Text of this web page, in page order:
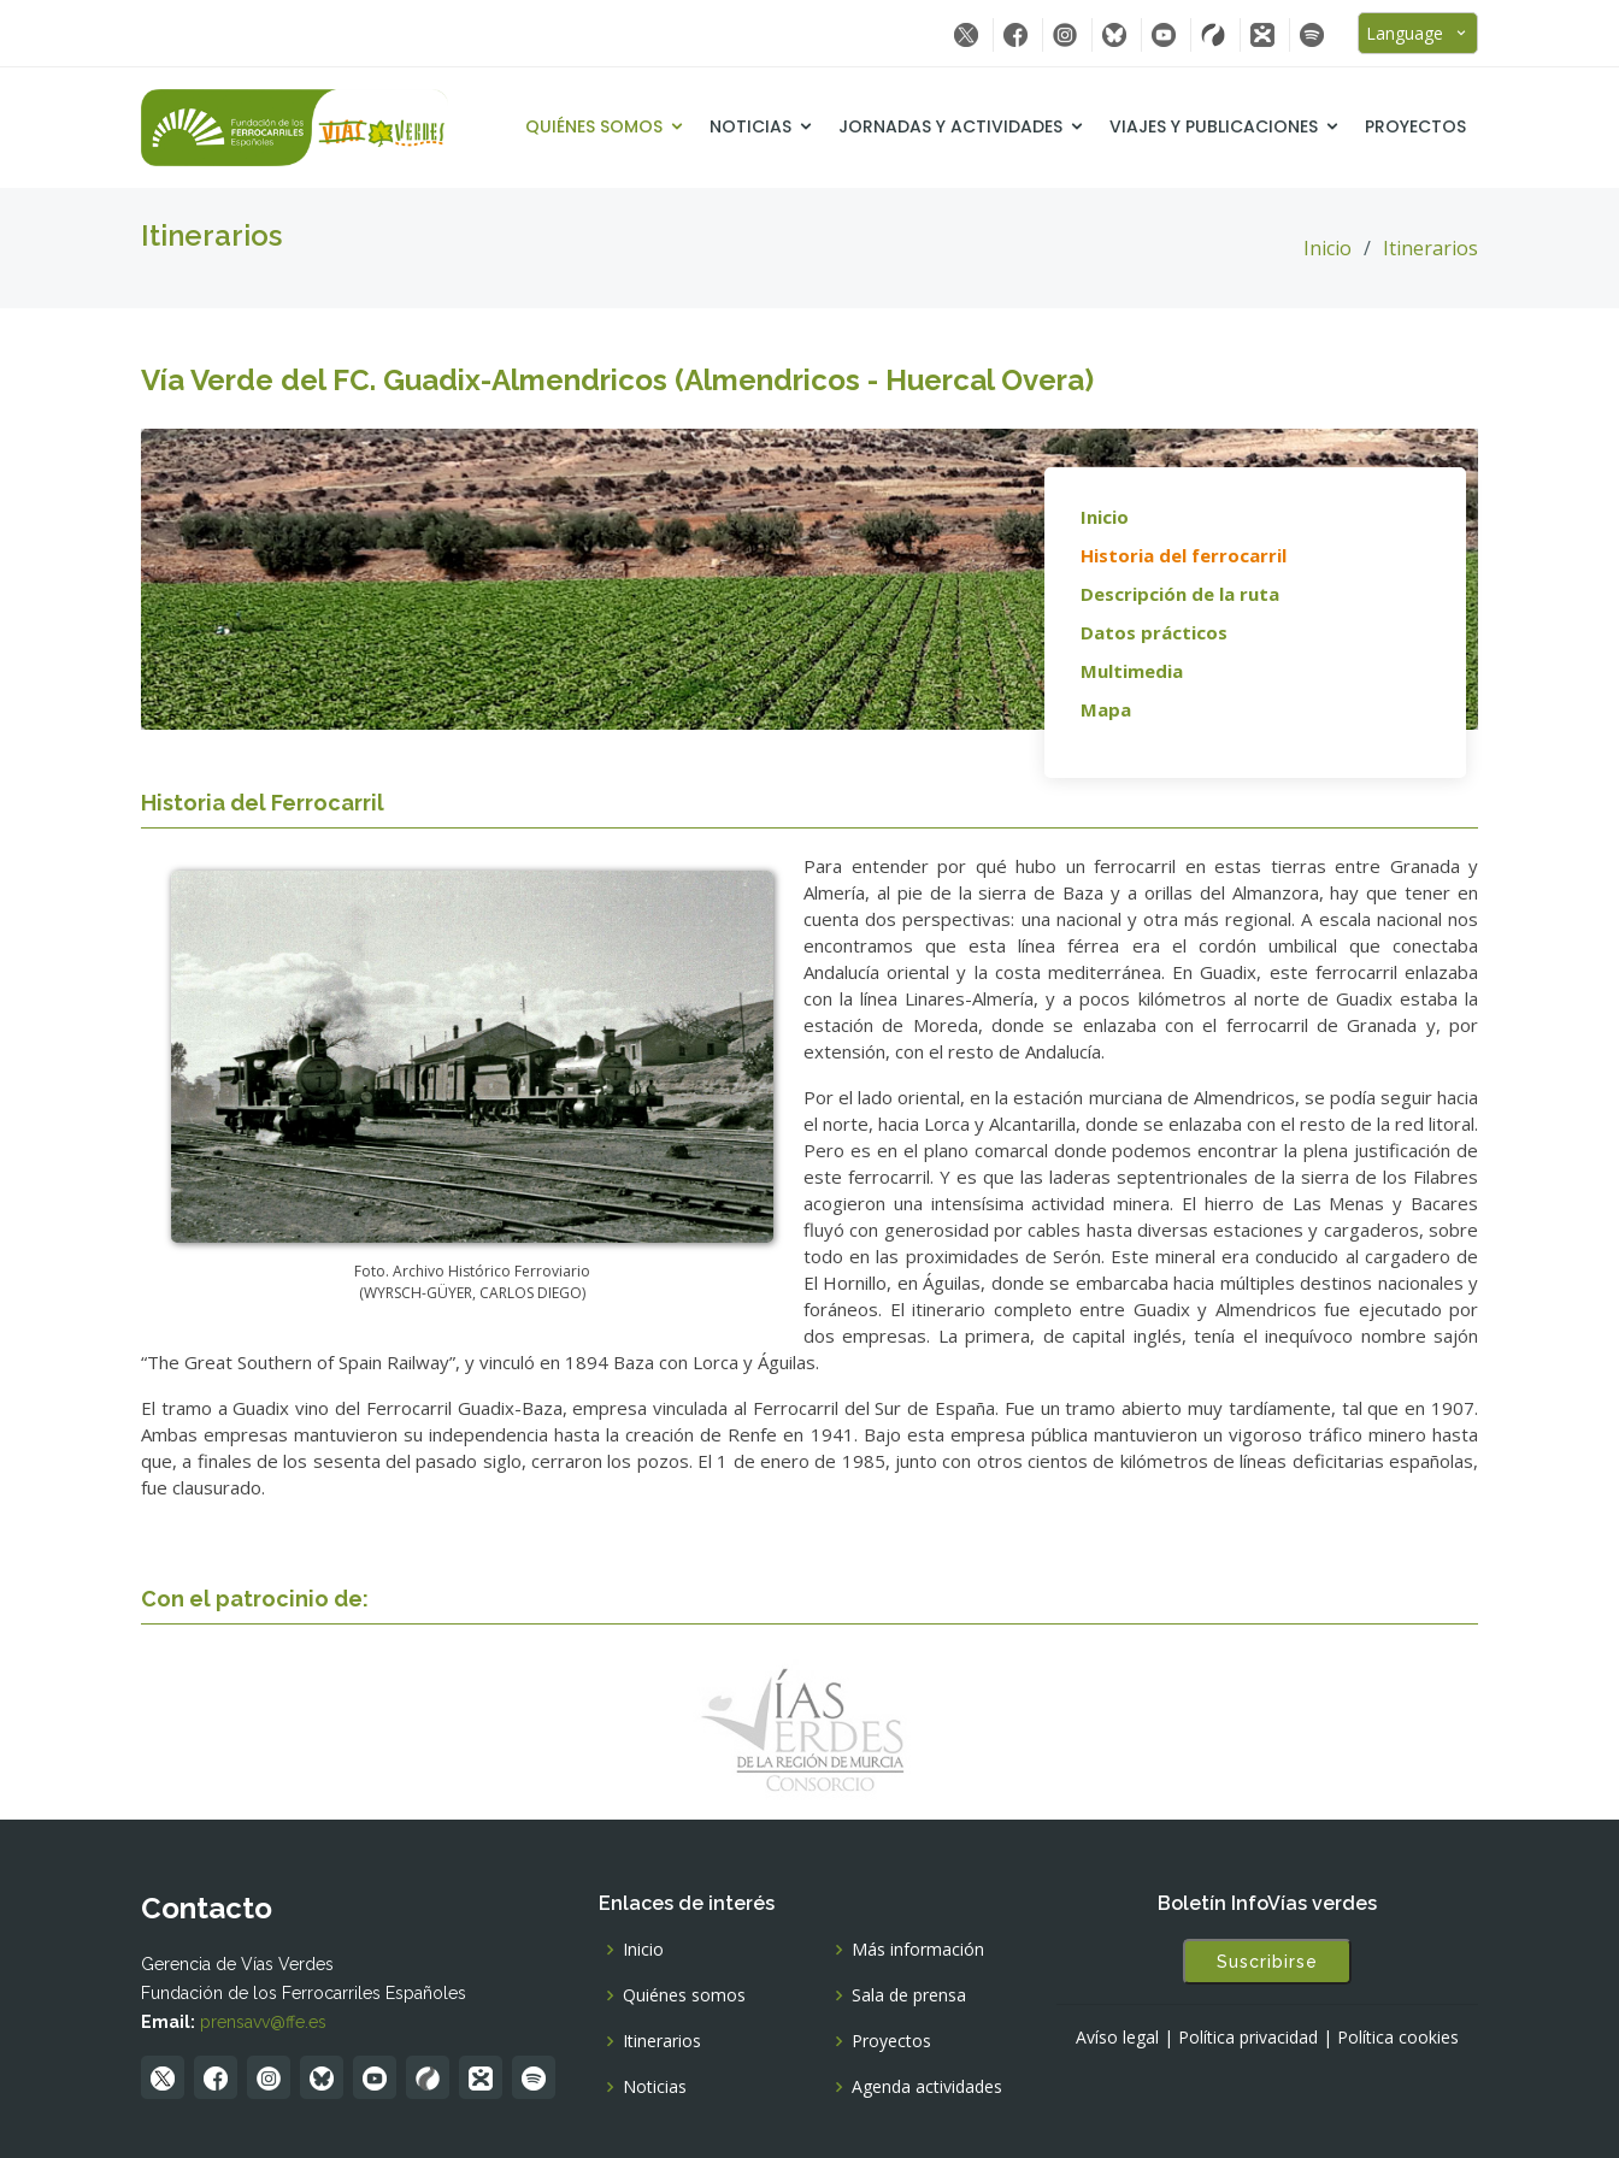
Language
QUIÉNES SOMOS NOTICIAS JORNADAS Y ACTIVIDADES VIAJES Y PUBLICACIONES PROYECTOS
Itinerarios Inicio Itinerarios
Vía Verde del FC. Guadix-Almendricos (Almendricos - Huercal Overa)
Inicio
Historia del ferrocarril
Descripción de la ruta
Datos prácticos
Multimedia
Mapa
Historia del Ferrocarril
Foto. Archivo Histórico Ferroviario
(WYRSCH-GÜYER, CARLOS DIEGO)
Para entender por qué hubo un ferrocarril en estas tierras entre Granada y
Almería, al pie de la sierra de Baza y a orillas del Almanzora, hay que tener en
cuenta dos perspectivas: una nacional y otra más regional. A escala nacional nos
encontramos que esta línea férrea era el cordón umbilical que conectaba
Andalucía oriental y la costa mediterránea. En Guadix, este ferrocarril enlazaba
con la línea Linares-Almería, y a pocos kilómetros al norte de Guadix estaba la
estación de Moreda, donde se enlazaba con el ferrocarril de Granada y, por
extensión, con el resto de Andalucía.
Por el lado oriental, en la estación murciana de Almendricos, se podía seguir hacia
el norte, hacia Lorca y Alcantarilla, donde se enlazaba con el resto de la red litoral.
Pero es en el plano comarcal donde podemos encontrar la plena justificación de
este ferrocarril. Y es que las laderas septentrionales de la sierra de los Filabres
acogieron una intensísima actividad minera. El hierro de Las Menas y Bacares
fluyó con generosidad por cables hasta diversas estaciones y cargaderos, sobre
todo en las proximidades de Serón. Este mineral era conducido al cargadero de
El Hornillo, en Águilas, donde se embarcaba hacia múltiples destinos nacionales y
foráneos. El itinerario completo entre Guadix y Almendricos fue ejecutado por
dos empresas. La primera, de capital inglés, tenía el inequívoco nombre sajón
“The Great Southern of Spain Railway”, y vinculó en 1894 Baza con Lorca y Águilas.
El tramo a Guadix vino del Ferrocarril Guadix-Baza, empresa vinculada al Ferrocarril del Sur de España. Fue un tramo abierto muy tardíamente, tal que en 1907.
Ambas empresas mantuvieron su independencia hasta la creación de Renfe en 1941. Bajo esta empresa pública mantuvieron un vigoroso tráfico minero hasta
que, a finales de los sesenta del pasado siglo, cerraron los pozos. El 1 de enero de 1985, junto con otros cientos de kilómetros de líneas deficitarias españolas,
fue clausurado.
Con el patrocinio de:
Contacto
Gerencia de Vías Verdes
Fundación de los Ferrocarriles Españoles
Email: prensavv@ffe.es
Enlaces de interés
Inicio
Quiénes somos
Itinerarios
Noticias
Más información
Sala de prensa
Proyectos
Agenda actividades
Boletín InfoVías verdes
Suscribirse
Avíso legal | Política privacidad | Política cookies